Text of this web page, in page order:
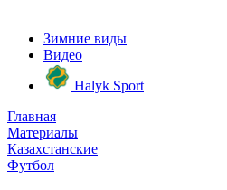
Зимние виды
Видео
Halyk Sport
Главная
Материалы
Казахстанские
Футбол